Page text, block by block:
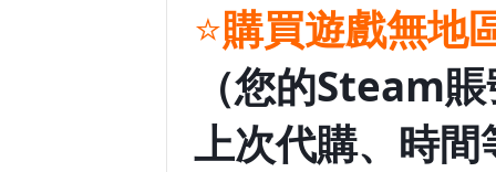
⭐️購買遊戲無地
（您的Steam
上次代購、時